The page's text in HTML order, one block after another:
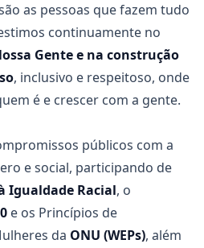
as pessoas que fazem tudo
continuamente no
Gente e na construção
, inclusivo e respeitoso, onde
é e crescer com a gente.
públicos com a
e social, participando de
Igualdade Racial, o
e os Princípios de
da ONU (WEPs), além